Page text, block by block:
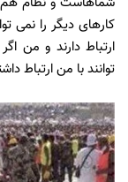
کارهای دیگر را نمی
ارتباط دارند و من
توانند با من ارتباط